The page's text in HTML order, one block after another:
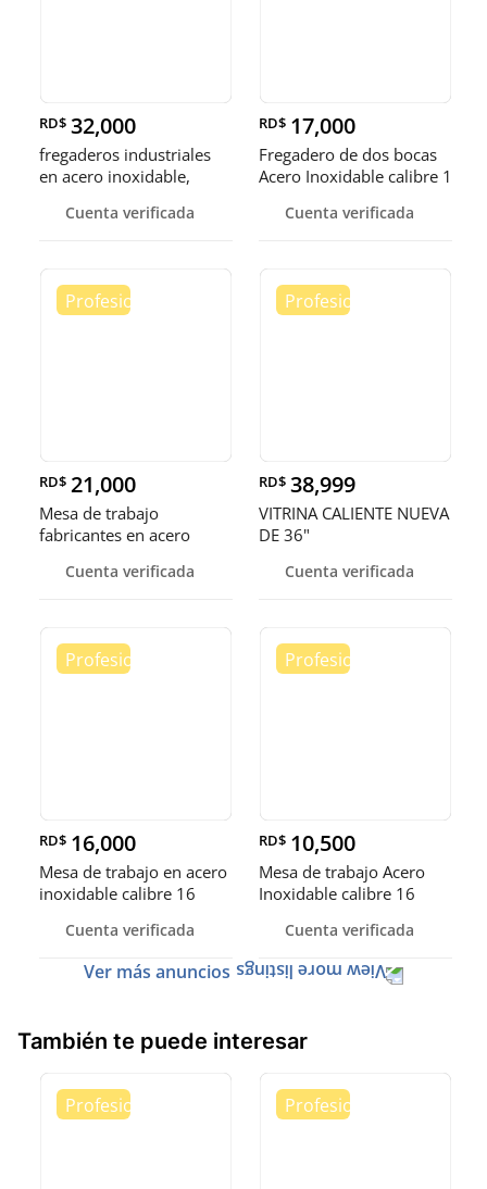
RD$ 32,000
fregaderos industriales
en acero inoxidable,
Cuenta verificada
RD$ 17,000
Fregadero de dos bocas
Acero Inoxidable calibre 1
Cuenta verificada
RD$ 21,000
Mesa de trabajo
fabricantes en acero
Cuenta verificada
RD$ 38,999
VITRINA CALIENTE NUEVA
DE 36"
Cuenta verificada
RD$ 16,000
Mesa de trabajo en acero
inoxidable calibre 16
Cuenta verificada
RD$ 10,500
Mesa de trabajo Acero
Inoxidable calibre 16
Cuenta verificada
Ver más anuncios
También te puede interesar